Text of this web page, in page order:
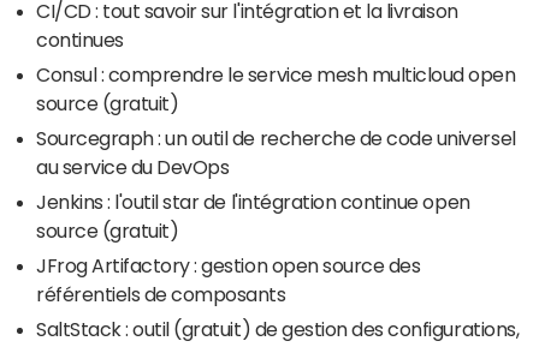
CI/CD : tout savoir sur l'intégration et la livraison
continues
Consul : comprendre le service mesh multicloud open
source (gratuit)
Sourcegraph : un outil de recherche de code universel
au service du DevOps
Jenkins : l'outil star de l'intégration continue open
source (gratuit)
JFrog Artifactory : gestion open source des
référentiels de composants
SaltStack : outil (gratuit) de gestion des configurations,